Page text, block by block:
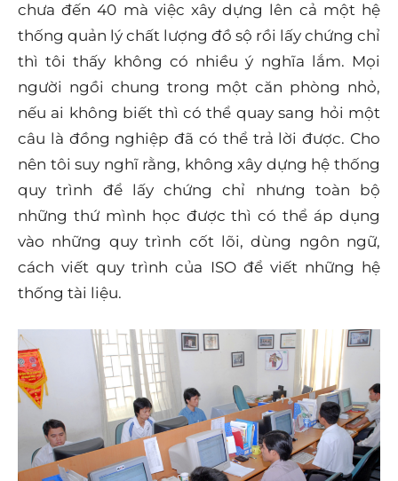
chưa đến 40 mà việc xây dựng lên cả một hệ
thống quản lý chất lượng đồ sộ rồi lấy chứng chỉ
thì tôi thấy không có nhiều ý nghĩa lắm. Mọi
người ngồi chung trong một căn phòng nhỏ,
nếu ai không biết thì có thể quay sang hỏi một
câu là đồng nghiệp đã có thể trả lời được. Cho
nên tôi suy nghĩ rằng, không xây dựng hệ thống
quy trình để lấy chứng chỉ nhưng toàn bộ
những thứ mình học được thì có thể áp dụng
vào những quy trình cốt lõi, dùng ngôn ngữ,
cách viết quy trình của ISO để viết những hệ
thống tài liệu.